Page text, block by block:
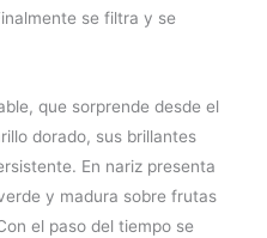
se filtra y se
que sorprende desde el
dorado, sus brillantes
En nariz presenta
y madura sobre frutas
el paso del tiempo se